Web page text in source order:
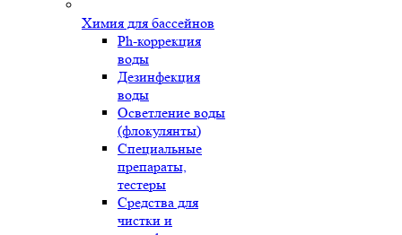
Химия для бассейнов
Ph-коррекция
воды
Дезинфекция
воды
Осветление воды
(флокулянты)
Специальные
препараты,
тестеры
Средства для
чистки и